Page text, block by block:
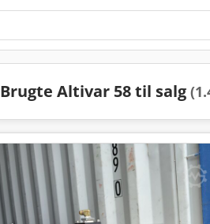
Brugte Altivar 58 til salg